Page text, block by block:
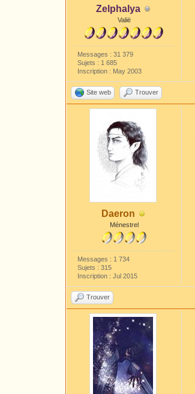
Zelphalya
Valië
Messages : 31 379
Sujets : 1 685
Inscription : May 2003
Site web Trouver
Daeron
Ménestrel
Messages : 1 734
Sujets : 315
Inscription : Jul 2015
Trouver